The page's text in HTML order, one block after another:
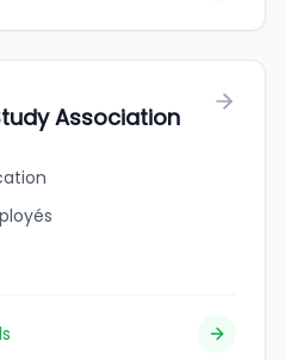
Association